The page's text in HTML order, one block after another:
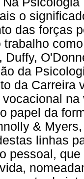
o
das forças
Duffy,
da
da Carreira
papel da
&
linhas
pessoal,